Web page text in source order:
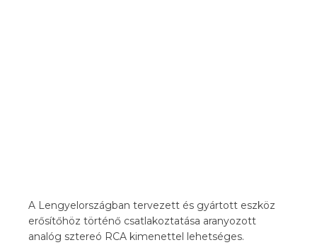
A Lengyelországban tervezett és gyártott eszköz
erősítőhöz történő csatlakoztatása aranyozott
analóg sztereó RCA kimenettel lehetséges.